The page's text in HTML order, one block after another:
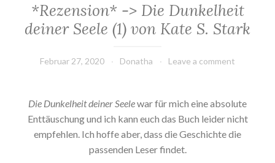
*Rezension* -> Die Dunkelheit
deiner Seele (1) von Kate S. Stark
Februar 27, 2020 Donatha Leave a comment
Die Dunkelheit deiner Seelewar für mich eine absolute
Enttäuschung und ich kann euch das Buch leider nicht
empfehlen. Ich hoffe aber, dass die Geschichte die
passenden Leser findet.